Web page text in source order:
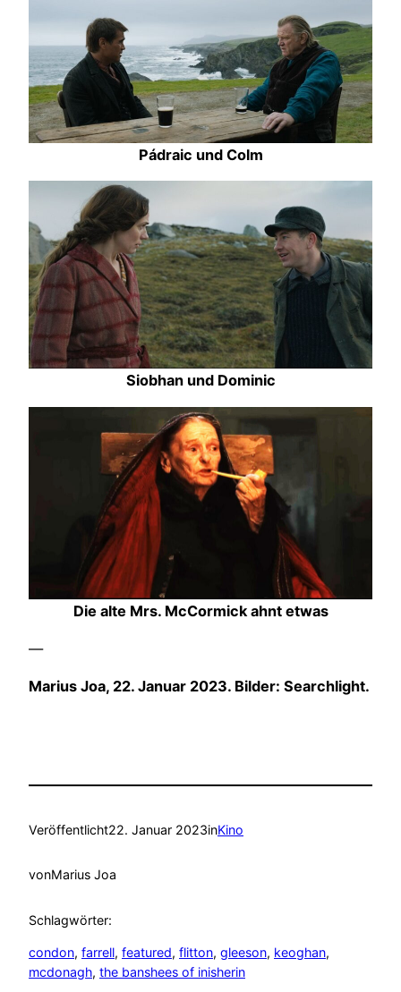
Pádraic und Colm
Siobhan und Dominic
Die alte Mrs. McCormick ahnt etwas
—
Marius Joa, 22. Januar 2023. Bilder: Searchlight.
Veröffentlicht22. Januar 2023inKino
vonMarius Joa
Schlagwörter:
condon, farrell, featured, flitton, gleeson, keoghan
mcdonagh, the banshees of inisherin